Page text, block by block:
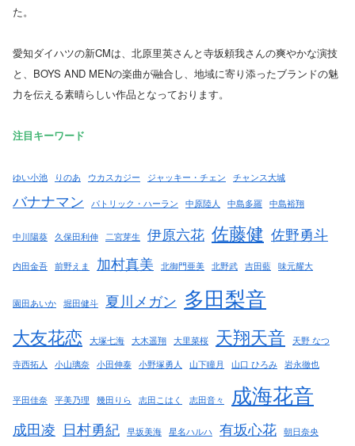
た。
愛知ダイハツの新CMは、北原里英さんと寺坂頼我さんの爽やかな演技
と、BOYS AND MENの楽曲が融合し、地域に寄り添ったブランドの魅
力を伝える素晴らしい作品となっております。
注目キーワード
ゆい小池 りのあ ウカスカジー ジャッキー・チェン チャンス大城
バナナマン パトリック・ハーラン 中原陸人 中島多羅 中島裕翔
中川陽葵 久保田利伸 二宮芽生 伊原六花 佐藤健 佐野勇斗
内田金吾 前野えま 加村真美 北御門亜美 北野武 吉田藍 味元耀大
園田あいか 堀田健斗 夏川メガン 多田梨音
大友花恋 大塚七海 大木遥翔 大里菜桜 天翔天音
天野 なつ
寺西拓人
小山璃奈 小田伸泰 小野塚勇人 山下瞳月 山口 ひろみ 岩永徹也
平田佳奈 平美乃理 幾田りら 志田こはく 志田音々 成海花音
成田凌 日村勇紀 早坂美海 星名ハルハ 有坂心花 朝日奈央